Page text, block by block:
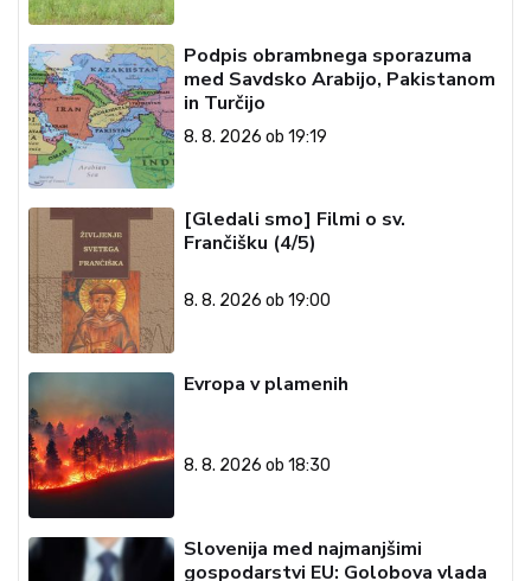
Podpis obrambnega sporazuma
med Savdsko Arabijo, Pakistanom
in Turčijo
8. 8. 2026 ob 19:19
[Gledali smo] Filmi o sv.
Frančišku (4/5)
8. 8. 2026 ob 19:00
Evropa v plamenih
8. 8. 2026 ob 18:30
Slovenija med najmanjšimi
gospodarstvi EU: Golobova vlada